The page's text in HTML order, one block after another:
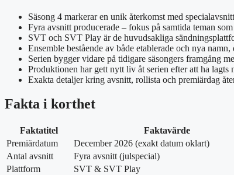
Säsong 4 markerar en unik återkomst med
Fyra avsnitt producerade – fokus på samtida teman
SVT och SVT Play är de huvudsakliga
Ensemble bestående av både etablerade och nya
Serien bygger vidare på tidigare säsongers framgång
Produktionen har gett nytt liv åt serien efter att ha lagts
Exakta detaljer kring avsnitt, rollista och premiärdag
Fakta i korthet
Faktatitel
Faktavärde
Premiärdatum
December 2026 (exakt datum oklart)
Antal avsnitt
Fyra avsnitt (julspecial)
Plattform
SVT & SVT Play